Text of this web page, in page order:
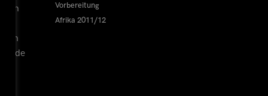
von
Vorbereitung
Afrika 2011/12